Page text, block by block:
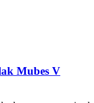
Mubes V